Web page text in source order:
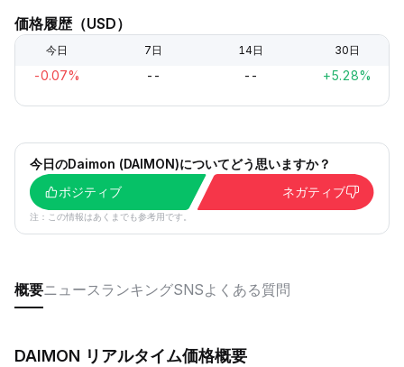
価格履歴（USD）
今日 7日 14日 30日
-0.07% -- -- +5.28%
今日のDaimon (DAIMON)についてどう思いますか？
ポジティブ
ネガティブ
注：この情報はあくまでも参考用です。
概要ニュース ランキングSNSよくある質問
DAIMON リアルタイム価格概要